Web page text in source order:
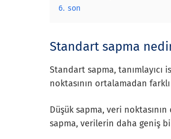
6. son
Standart sapma
Standart sapma, tanımlayıcı
noktasının ortalamadan
Düşük sapma, veri
sapma, verilerin daha geniş bir